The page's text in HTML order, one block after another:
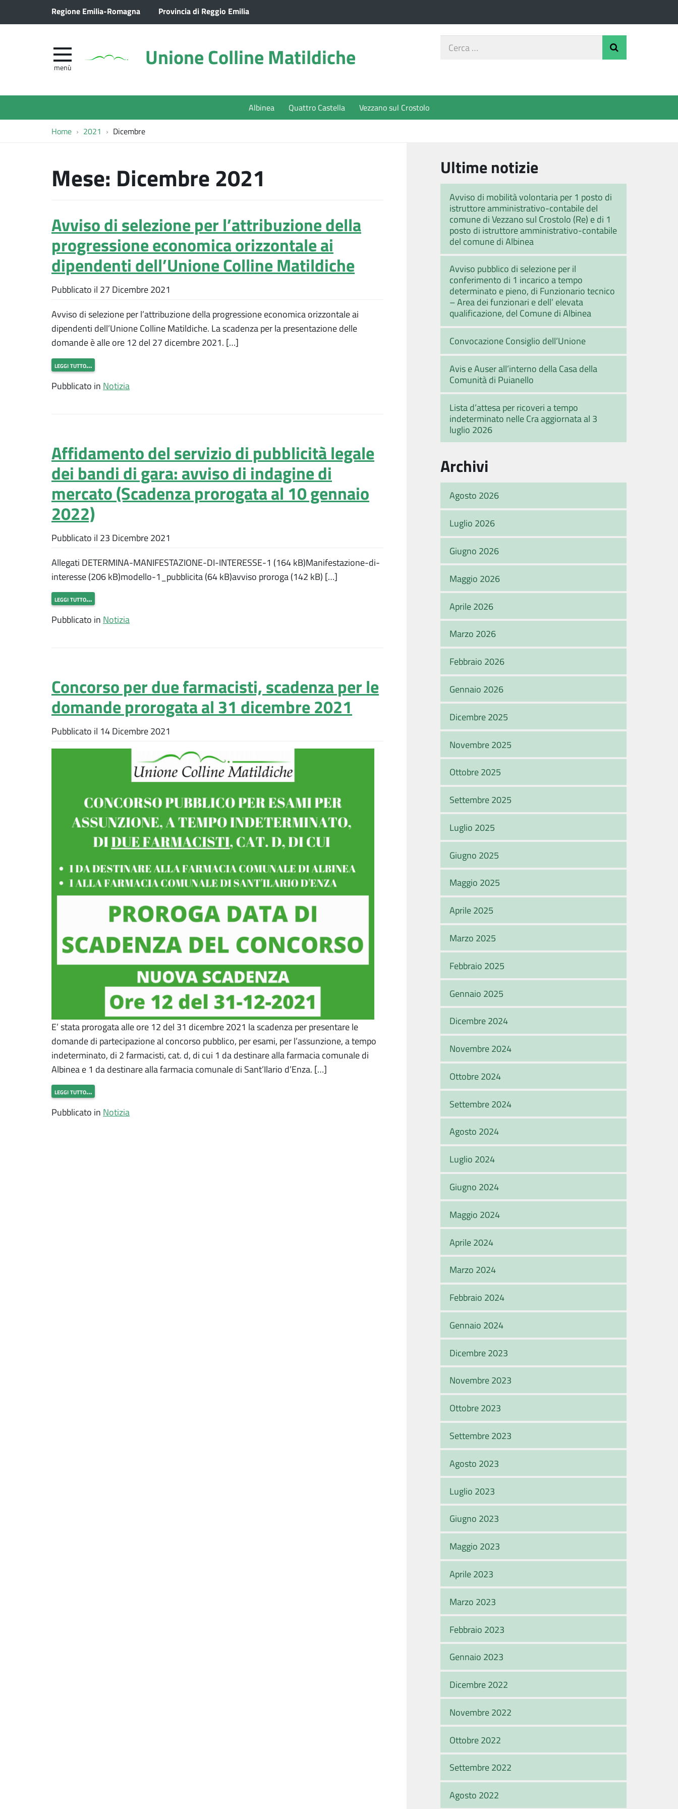
Regione Emilia-Romagna Provincia di Reggio Emilia
Unione Colline Matildiche
menù
Cerca
Albinea Quattro Castella Vezzano sul Crostolo
Home 2021 Dicembre
Mese: Dicembre 2021
Avviso di selezione per l’attribuzione della
progressione economica orizzontale ai
dipendenti dell’Unione Colline Matildiche
Pubblicato il 27 Dicembre 2021
Avviso di selezione per l’attribuzione della progressione economica orizzontale ai
dipendenti dell’Unione Colline Matildiche. La scadenza per la presentazione delle
domande è alle ore 12 del 27 dicembre 2021. […]
leggi tutto…
Pubblicato in Notizia
Affidamento del servizio di pubblicità legale
dei bandi di gara: avviso di indagine di
mercato (Scadenza prorogata al 10 gennaio
2022)
Pubblicato il 23 Dicembre 2021
Allegati DETERMINA-MANIFESTAZIONE-DI-INTERESSE-1 (164 kB)Manifestazione-di-
interesse (206 kB)modello-1_pubblicita (64 kB)avviso proroga (142 kB) […]
leggi tutto…
Pubblicato in Notizia
Concorso per due farmacisti, scadenza per le
domande prorogata al 31 dicembre 2021
Pubblicato il 14 Dicembre 2021
E’ stata prorogata alle ore 12 del 31 dicembre 2021 la scadenza per presentare le
domande di partecipazione al concorso pubblico, per esami, per l’assunzione, a tempo
indeterminato, di 2 farmacisti, cat. d, di cui 1 da destinare alla farmacia comunale di
Albinea e 1 da destinare alla farmacia comunale di Sant’Ilario d’Enza. […]
leggi tutto…
Pubblicato in Notizia
Ultime notizie
Avviso di mobilità volontaria per 1 posto di
istruttore amministrativo-contabile del
comune di Vezzano sul Crostolo (Re) e di 1
posto di istruttore amministrativo-contabile
del comune di Albinea
Avviso pubblico di selezione per il
conferimento di 1 incarico a tempo
determinato e pieno, di Funzionario tecnico
– Area dei funzionari e dell’ elevata
qualificazione, del Comune di Albinea
Convocazione Consiglio dell’Unione
Avis e Auser all’interno della Casa della
Comunità di Puianello
Lista d’attesa per ricoveri a tempo
indeterminato nelle Cra aggiornata al 3
luglio 2026
Archivi
Agosto 2026
Luglio 2026
Giugno 2026
Maggio 2026
Aprile 2026
Marzo 2026
Febbraio 2026
Gennaio 2026
Dicembre 2025
Novembre 2025
Ottobre 2025
Settembre 2025
Luglio 2025
Giugno 2025
Maggio 2025
Aprile 2025
Marzo 2025
Febbraio 2025
Gennaio 2025
Dicembre 2024
Novembre 2024
Ottobre 2024
Settembre 2024
Agosto 2024
Luglio 2024
Giugno 2024
Maggio 2024
Aprile 2024
Marzo 2024
Febbraio 2024
Gennaio 2024
Dicembre 2023
Novembre 2023
Ottobre 2023
Settembre 2023
Agosto 2023
Luglio 2023
Giugno 2023
Maggio 2023
Aprile 2023
Marzo 2023
Febbraio 2023
Gennaio 2023
Dicembre 2022
Novembre 2022
Ottobre 2022
Settembre 2022
Agosto 2022